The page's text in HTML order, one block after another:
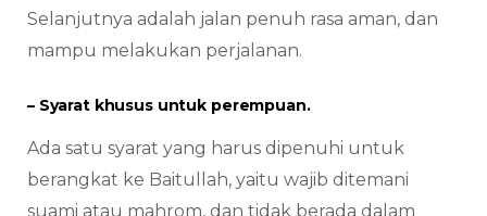
Selanjutnya adalah jalan penuh rasa aman, dan
mampu melakukan perjalanan.
– Syarat khusus untuk perempuan.
Ada satu syarat yang harus dipenuhi untuk
berangkat ke Baitullah, yaitu wajib ditemani
suami atau mahrom, dan tidak berada dalam